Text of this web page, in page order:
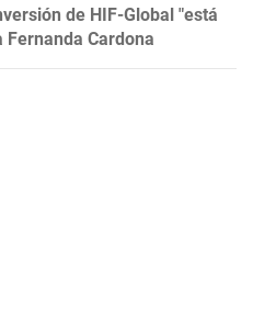
de HIF-Global "está
Cardona